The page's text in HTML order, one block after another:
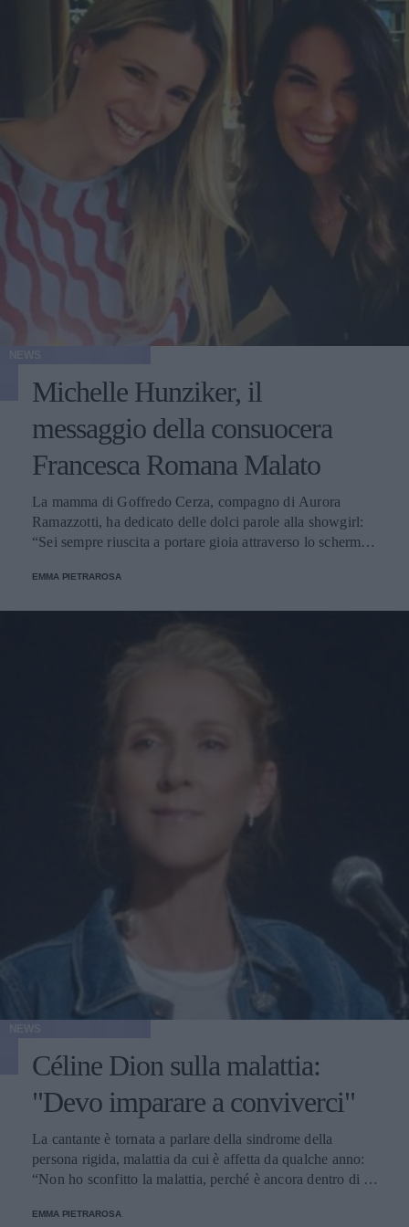
Michelle Hunziker, il
messaggio della consuocera
Francesca Romana Malato
La mamma di Goffredo Cerza, compagno di Aurora
Ramazzotti, ha dedicato delle dolci parole alla showgirl:
“Sei sempre riuscita a portare gioia attraverso lo schermo e
EMMA PIETRAROSA
Céline Dion sulla malattia:
"Devo imparare a conviverci"
La cantante è tornata a parlare della sindrome della
persona rigida, malattia da cui è affetta da qualche anno:
“Non ho sconfitto la malattia, perché è ancora dentro di me
EMMA PIETRAROSA